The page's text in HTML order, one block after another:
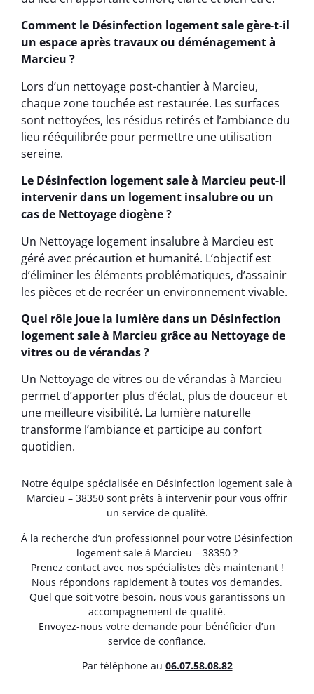
Comment le Désinfection logement sale gère-t-il
un espace après travaux ou déménagement à
Marcieu ?
Lors d’un nettoyage post-chantier à Marcieu,
chaque zone touchée est restaurée. Les surfaces
sont nettoyées, les résidus retirés et l’ambiance du
lieu rééquilibrée pour permettre une utilisation
sereine.
Le Désinfection logement sale à Marcieu peut-il
intervenir dans un logement insalubre ou un
cas de Nettoyage diogène ?
Un Nettoyage logement insalubre à Marcieu est
géré avec précaution et humanité. L’objectif est
d’éliminer les éléments problématiques, d’assainir
les pièces et de recréer un environnement vivable.
Quel rôle joue la lumière dans un Désinfection
logement sale à Marcieu grâce au Nettoyage de
vitres ou de vérandas ?
Un Nettoyage de vitres ou de vérandas à Marcieu
permet d’apporter plus d’éclat, plus de douceur et
une meilleure visibilité. La lumière naturelle
transforme l’ambiance et participe au confort
quotidien.
Notre équipe spécialisée en Désinfection logement sale à
Marcieu – 38350 sont prêts à intervenir pour vous offrir
un service de qualité.
À la recherche d’un professionnel pour votre Désinfection
logement sale à Marcieu – 38350 ?
Prenez contact avec nos spécialistes dès maintenant !
Nous répondons rapidement à toutes vos demandes.
Quel que soit votre besoin, nous vous garantissons un
accompagnement de qualité.
Envoyez-nous votre demande pour bénéficier d’un
service de confiance.
Par téléphone au 06.07.58.08.82